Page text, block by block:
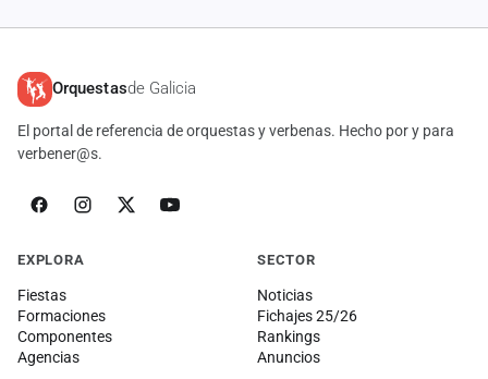
Orquestasde Galicia
El portal de referencia de orquestas y verbenas. Hecho por y para
verbener@s.
EXPLORA
Fiestas
Formaciones
Componentes
Agencias
SECTOR
Noticias
Fichajes 25/26
Rankings
Anuncios